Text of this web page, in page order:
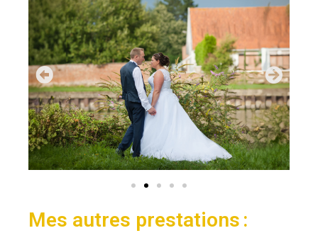
Mes autres prestations :